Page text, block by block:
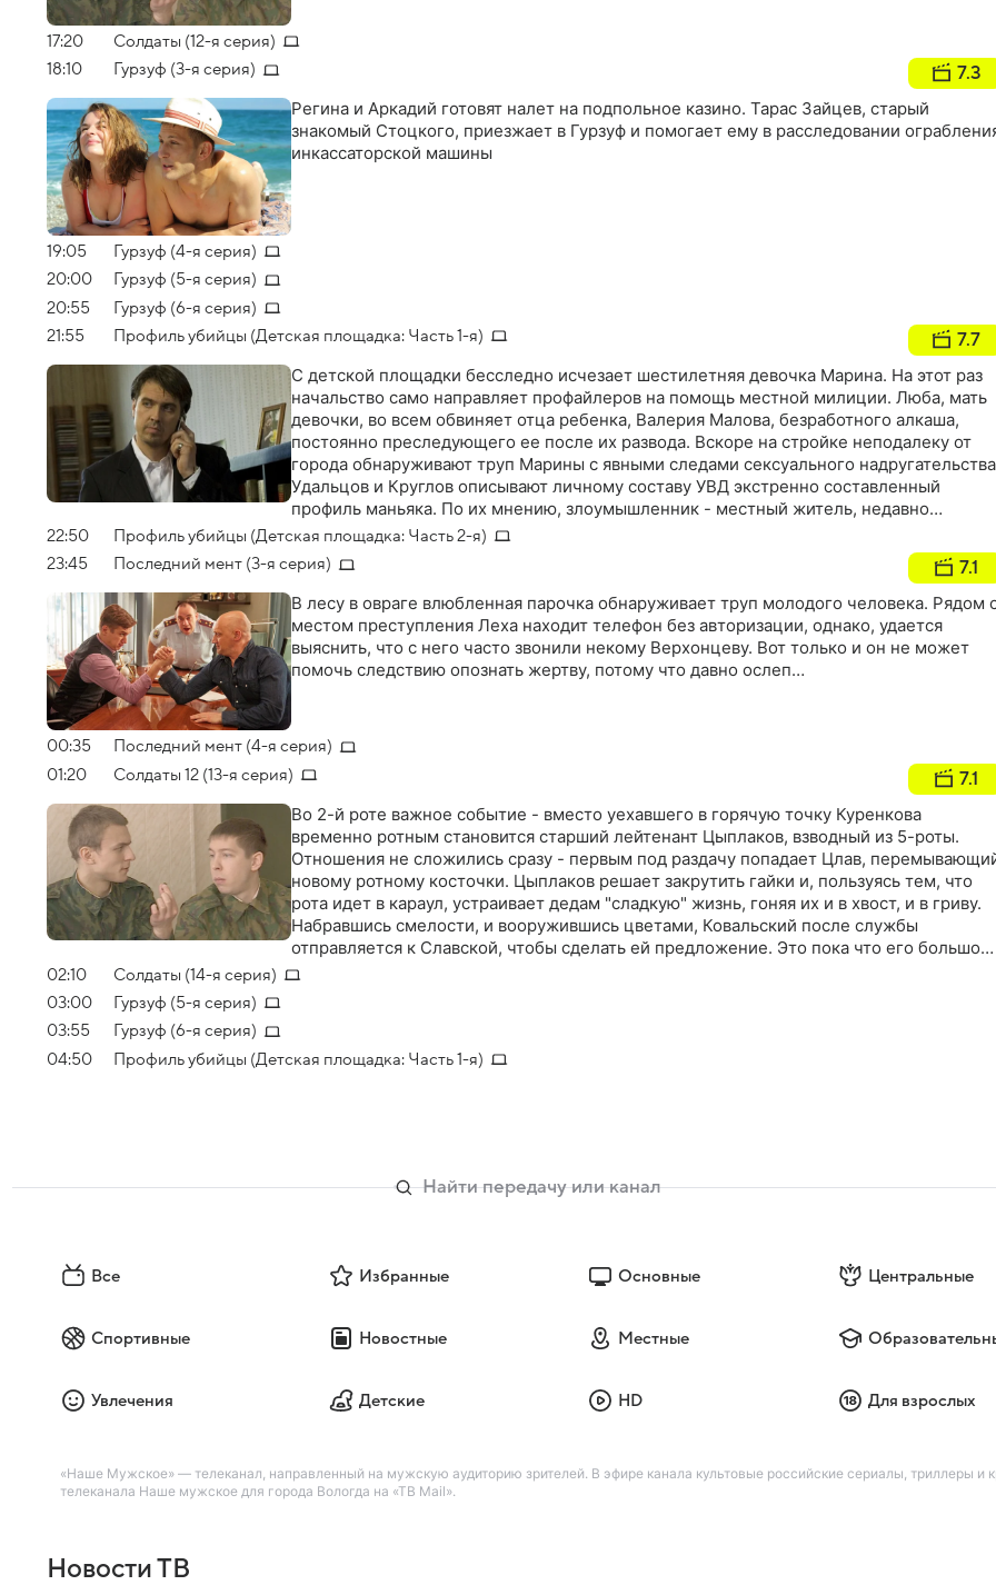
17:20
Солдаты (12-я серия)
18:10
Гурзуф (3-я серия) 7.3
Регина и Аркадий готовят налет на подпольное казино. Тарас Зайцев, старый
знакомый Стоцкого, приезжает в Гурзуф и помогает ему в расследовании
инкассаторской машины
19:05
Гурзуф (4-я серия)
20:00
Гурзуф (5-я серия)
20:55
Гурзуф (6-я серия)
21:55
Профиль убийцы (Детская площадка: Часть 1-я) 7.7
С детской площадки бесследно исчезает шестилетняя девочка Марина. На этот раз
начальство само направляет профайлеров на помощь местной милиции. Люба, мать
девочки, во всем обвиняет отца ребенка, Валерия Малова, безработного алкаша,
постоянно преследующего ее после их развода. Вскоре на стройке неподалеку от
города обнаруживают труп Марины с явными следами сексуального
Удальцов и Круглов описывают личному составу УВД экстренно составленный
профиль маньяка. По их мнению, злоумышленник - местный житель, недавно
освободившийся из мест заключения и сидевший за изнасилование или убийство…
22:50
Профиль убийцы (Детская площадка: Часть 2-я)
23:45
Последний мент (3-я серия) 7.1
В лесу в овраге влюбленная парочка обнаруживает труп молодого человека. Рядом
местом преступления Леха находит телефон без авторизации, однако, удается
выяснить, что с него часто звонили некому Верхонцеву. Вот только и он не может
помочь следствию опознать жертву, потому что давно ослеп…
00:35
Последний мент (4-я серия)
01:20
Солдаты 12 (13-я серия) 7.1
Во 2-й роте важное событие - вместо уехавшего в горячую точку Куренкова
временно ротным становится старший лейтенант Цыплаков, взводный из 5-роты.
Отношения не сложились сразу - первым под раздачу попадает Цлав,
новому ротному косточки. Цыплаков решает закрутить гайки и, пользуясь тем, что
рота идет в караул, устраивает дедам "сладкую" жизнь, гоняя их и в хвост, и в гриву.
Набравшись смелости, и вооружившись цветами, Ковальский после службы
отправляется к Славской, чтобы сделать ей предложение. Это пока что его большой
секрет. Но не тут то было! На следующий день с предстоящим бракосочетанием
привидение…
02:10
Солдаты (14-я серия)
03:00
Гурзуф (5-я серия)
03:55
Гурзуф (6-я серия)
04:50
Профиль убийцы (Детская площадка: Часть 1-я)
Все Избранные Основные Центральные
Спортивные Новостные Местные
Увлечения Детские HD Для взрослых
«Наше Мужское» — телеканал, направленный на мужскую аудиторию зрителей. В эфире канала культовые российские сериалы, триллеры
телеканала Наше мужское для города Вологда на «ТВ Mail».
Новости ТВ